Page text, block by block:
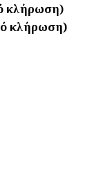
κλήρωση)
κλήρωση)